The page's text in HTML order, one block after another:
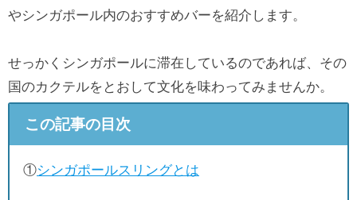
やシンガポール内のおすすめバーを紹介します。
せっかくシンガポールに滞在しているのであれば、その
国のカクテルをとおして文化を味わってみませんか。
この記事の目次
①シンガポールスリングとは